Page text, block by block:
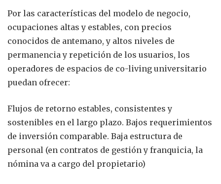
Por las características del modelo de negocio,
ocupaciones altas y estables, con precios
conocidos de antemano, y altos niveles de
permanencia y repetición de los usuarios, los
operadores de espacios de co-living universitario
puedan ofrecer:
Flujos de retorno estables, consistentes y
sostenibles en el largo plazo. Bajos requerimientos
de inversión comparable. Baja estructura de
personal (en contratos de gestión y franquicia, la
nómina va a cargo del propietario)